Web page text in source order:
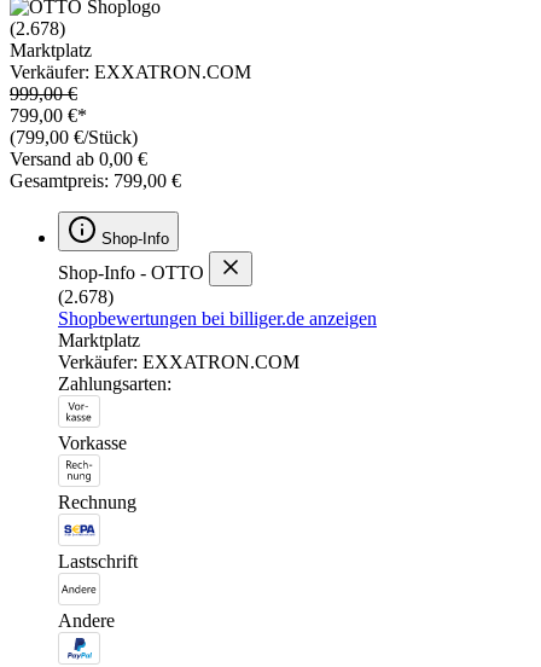
(2.678)
Marktplatz
Verkäufer: EXXATRON.COM
999,00 €
799,00 €*
(799,00 €/Stück)
Versand ab 0,00 €
Gesamtpreis: 799,00 €
Shop-Info
Shop-Info - OTTO
(2.678)
Shopbewertungen bei billiger.de anzeigen
Marktplatz
Verkäufer: EXXATRON.COM
Zahlungsarten:
Vorkasse
Rechnung
Lastschrift
Andere